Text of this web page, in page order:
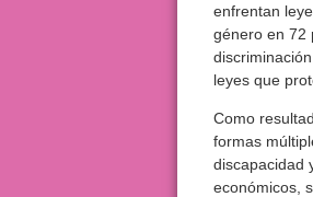
enfrentan
género en 72
leyes que
Como
formas
discapacidad
económicos,